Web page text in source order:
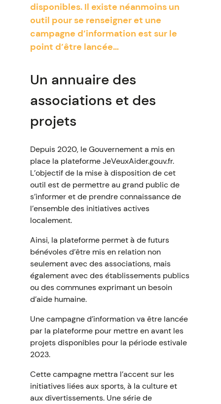
disponibles. Il existe néanmoins un
outil pour se renseigner et une
campagne d’information est sur le
point d’être lancée…
Un annuaire des
associations et des
projets
Depuis 2020, le Gouvernement a mis en
place la plateforme JeVeuxAider.gouv.fr.
L’objectif de la mise à disposition de cet
outil est de permettre au grand public de
s’informer et de prendre connaissance de
l’ensemble des initiatives actives
localement.
Ainsi, la plateforme permet à de futurs
bénévoles d’être mis en relation non
seulement avec des associations, mais
également avec des établissements publics
ou des communes exprimant un besoin
d’aide humaine.
Une campagne d’information va être lancée
par la plateforme pour mettre en avant les
projets disponibles pour la période estivale
2023.
Cette campagne mettra l’accent sur les
initiatives liées aux sports, à la culture et
aux divertissements. Une série de